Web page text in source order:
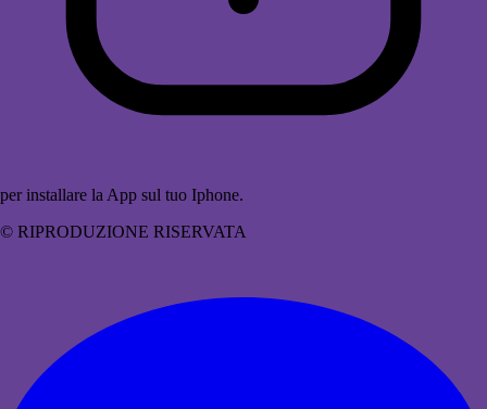
per installare la App sul tuo Iphone.
© RIPRODUZIONE RISERVATA